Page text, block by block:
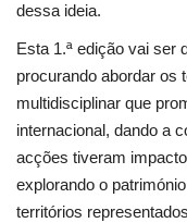
dessa ideia.
Esta 1.ª edição vai ser
procurando abordar os
multidisciplinar que
internacional, dando a
acções tiveram
explorando o
territórios